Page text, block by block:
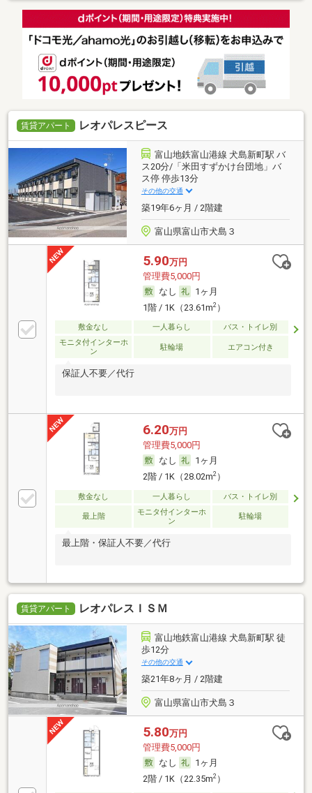
賃貸アパート レオパレスピース
富山地鉄富山港線 犬島新町駅 バ
ス20分/「米田すずかけ台団地」バ
ス停 停歩13分
その他の交通
築19年6ヶ月 / 2階建
富山県富山市犬島３
5.90万円
管理費5,000円
なし
1ヶ月
1階 / 1K（23.61m2）
敷金なし 一人暮らし
バス・トイレ別
モニタ付インターホ
ン
駐輪場 エアコン付き
保証人不要／代行
6.20万円
管理費5,000円
なし
1ヶ月
2階 / 1K（28.02m2）
敷金なし 一人暮らし バス・トイレ別
最上階
モニタ付インターホ
ン
駐輪場
最上階・保証人不要／代行
賃貸アパート レオパレスＩＳＭ
富山地鉄富山港線 犬島新町駅 徒
歩12分
その他の交通
築21年8ヶ月 / 2階建
富山県富山市犬島３
5.80万円
管理費5,000円
なし
1ヶ月
2階 / 1K（22.35m2）